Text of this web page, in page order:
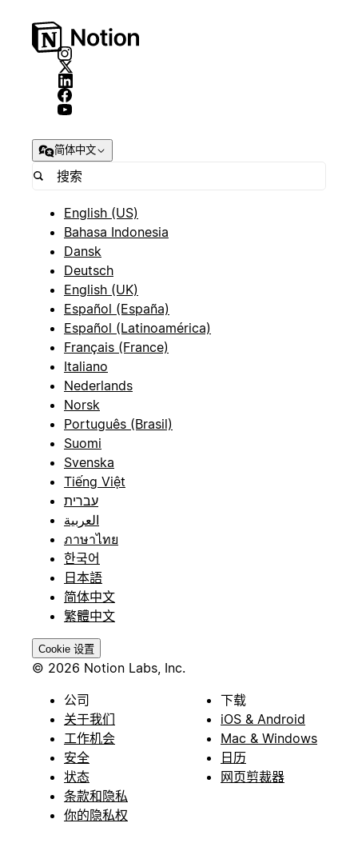
简体中文
English (US)
Bahasa Indonesia
Dansk
Deutsch
English (UK)
Español (España)
Español (Latinoamérica)
Français (France)
Italiano
Nederlands
Norsk
Português (Brasil)
Suomi
Svenska
Tiếng Việt
עברית
العربية
ภาษาไทย
한국어
日本語
简体中文
繁體中文
Cookie 设置
© 2026 Notion Labs, Inc.
公司
关于我们
工作机会
安全
状态
条款和隐私
你的隐私权
下载
iOS & Android
Mac & Windows
日历
网页剪裁器